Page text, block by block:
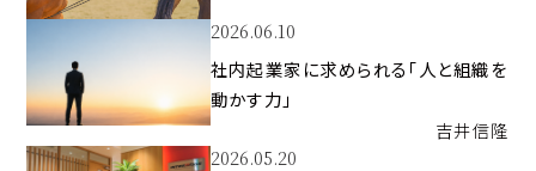
2026.06.10
社内起業家に求められる「人と組織を
動かす力」
吉井信隆
2026.05.20